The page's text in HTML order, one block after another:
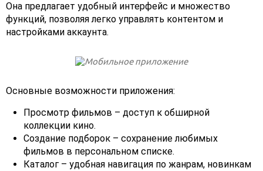
Она предлагает удобный интерфейс и множество
функций, позволяя легко управлять контентом и
настройками аккаунта.
Основные возможности приложения:
Просмотр фильмов – доступ к обширной
коллекции кино.
Создание подборок – сохранение любимых
фильмов в персональном списке.
Каталог – удобная навигация по жанрам, новинкам